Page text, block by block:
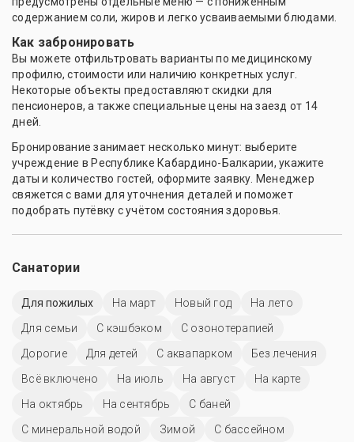
содержанием соли, жиров и легко усваиваемыми блюдами.
Как забронировать
Вы можете отфильтровать варианты по медицинскому
профилю, стоимости или наличию конкретных услуг.
Некоторые объекты предоставляют скидки для
пенсионеров, а также специальные цены на заезд от 14
дней.
Бронирование занимает несколько минут: выберите
учреждение в Республике Кабардино-Балкарии, укажите
даты и количество гостей, оформите заявку. Менеджер
свяжется с вами для уточнения деталей и поможет
подобрать путёвку с учётом состояния здоровья.
Санатории
Для пожилых На март Новый год
На лето
Для семьи
С кэшбэком
С озонотерапией
Дорогие
Для детей С аквапарком
Без лечения
Всё включено
На июль На август
На карте
На октябрь
На сентябрь
С баней
С минеральной водой
Зимой
C бассейном